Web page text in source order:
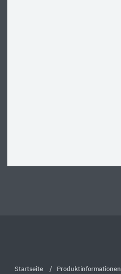
Startseite Produktinformationen